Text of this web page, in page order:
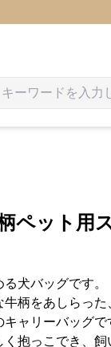
ペット用
犬バッグです。
柄をあしらっ
ャリーバッグで
抱っこでき、飼